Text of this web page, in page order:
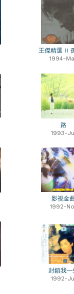
王傑精選 II
1994-
路
1993-
影視金
1992-
封鎖我一
1992-